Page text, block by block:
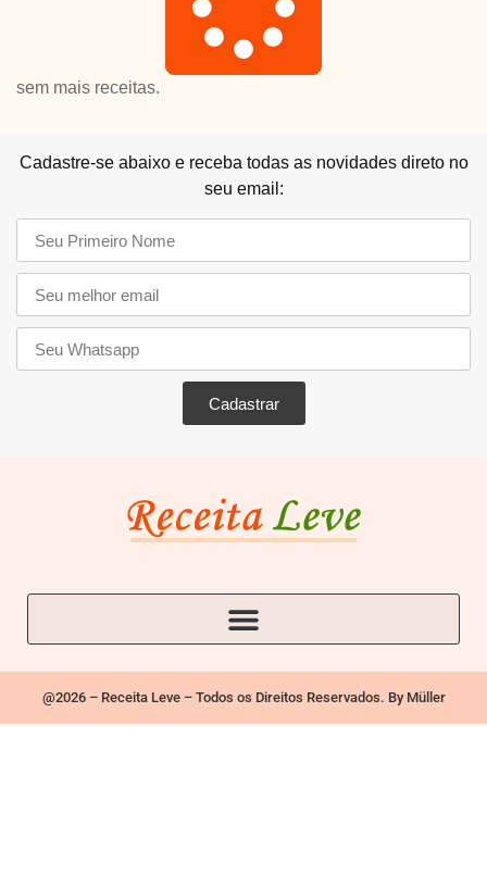
sem mais receitas.
Cadastre-se abaixo e receba todas as novidades direto no
seu email:
Cadastrar
@2026 – Receita Leve – Todos os Direitos Reservados. By Müller